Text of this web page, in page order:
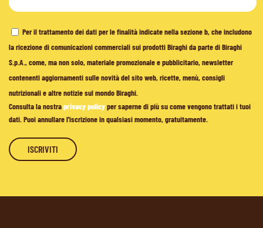
Per il trattamento dei dati per le finalità indicate nella sezione b, che includono
la ricezione di comunicazioni commerciali sui prodotti Biraghi da parte di Biraghi
S.p.A., come, ma non solo, materiale promozionale e pubblicitario, newsletter
contenenti aggiornamenti sulle novità del sito web, ricette, menù, consigli
nutrizionali e altre notizie sul mondo Biraghi.
Consulta la nostraprivacy policyper saperne di più su come vengono trattati i tuoi
dati. Puoi annullare l'iscrizione in qualsiasi momento, gratuitamente.